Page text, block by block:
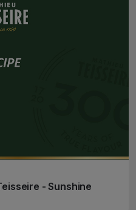
- Sunshine